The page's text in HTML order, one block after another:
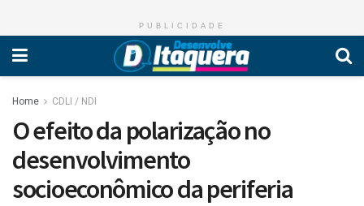
PUBLICIDADE
Home CDLI / NDI
O efeito da polarização no
desenvolvimento
socioeconômico da periferia